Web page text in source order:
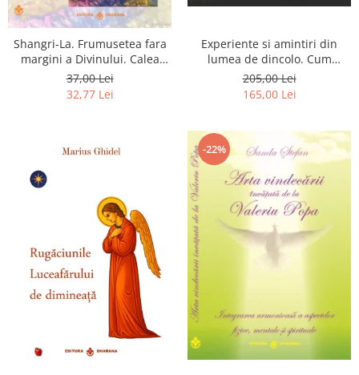
Shangri-La. Frumusetea fara
margini a Divinului. Calea
catre fericire
37,00 Lei
32,77 Lei
Experiente si amintiri din
lumea de dincolo. Cum
obtinem puteri
extrasenzoriale - cu exercitii
205,00 Lei
165,00 Lei
-22%